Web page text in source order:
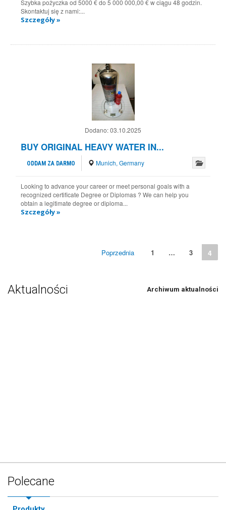
Szybka pożyczka od 5000 € do 5 000 000,00 € w ciągu 48 godzin.
Skontaktuj się z nami:...
Szczegóły »
Dodano:03.10.2025
BUY ORIGINAL HEAVY WATER IN...
ODDAM ZA DARMO Munich, Germany
Looking to advance your career or meet personal goals with a
recognized certificate Degree or Diplomas ? We can help you
obtain a legitimate degree or diploma...
Szczegóły »
Poprzednia 1 … 3 4
Aktualności Archiwum aktualności
Polecane